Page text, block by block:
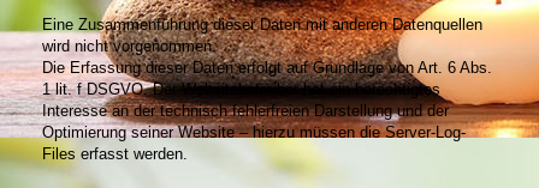
Eine Zusammenführung dieser Daten mit anderen Datenquellen
wird nicht vorgenommen.
Die Erfassung dieser Daten erfolgt auf Grundlage von Art. 6 Abs.
1 lit. f DSGVO. Der Websitebetreiber hat ein berechtigtes
Interesse an der technisch fehlerfreien Darstellung und der
Optimierung seiner Website – hierzu müssen die Server-Log-
Files erfasst werden.